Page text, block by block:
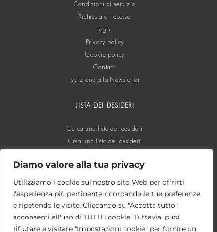
Diamo valore alla tua privacy
Utilizziamo i cookie sul nostro sito Web per offrirti
l'esperienza più pertinente ricordando le tue preferenze
e ripetendo le visite. Cliccando su "Accetta tutto",
acconsenti all'uso di TUTTI i cookie. Tuttavia, puoi
rifiutare e visitare "Impostazioni cookie" per fornire un
Condizioni di servizio
Richiesta di recesso
Taglie
Privacy policy
Cookie policy
Contatti
Iscrizione alla Newsletter
LISTA DEI DESIDERI
Cerca una lista dei desideri
Crea una lista dei desideri
SOCIAL